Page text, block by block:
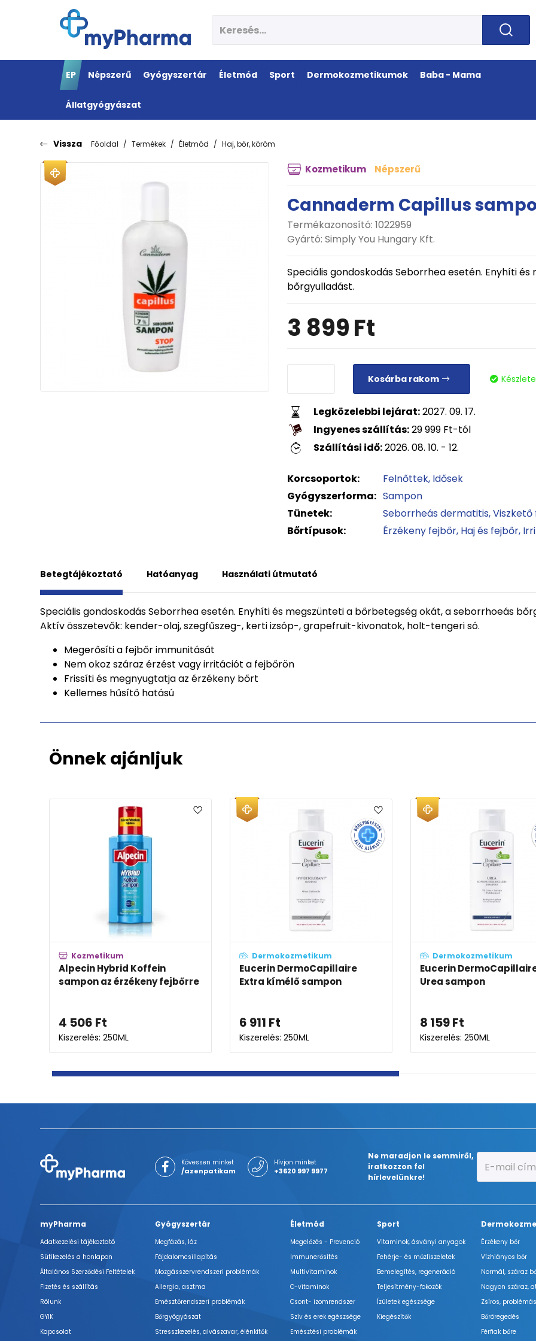
EP Népszerű Gyógyszertár Életmód Sport Dermokozmetikumok Baba - Mama
Állatgyógyászat
Vissza Főoldal Termékek Életmód Haj, bőr, köröm
Kozmetikum Népszerű
Cannaderm Capillus
Termékazonosító: 1022959
Gyártó:Simply You Hungary Kft.
Speciális gondoskodás Seborrhea esetén. Enyhíti
bőrgyulladást.
3 899Ft
Kosárba rakom
Legközelebbi lejárat:2027. 09. 17.
Ingyenes szállítás:29 999 Ft-tól
Szállítási idő:2026. 08. 10. - 12.
Korcsoportok: Felnőttek Idősek
Gyógyszerforma: Sampon
Tünetek:
Seborrheás dermatitis
Bőrtípusok:
Érzékeny fejbőr Haj és fejbőr
Betegtájékoztató Hatóanyag Használati útmutató
Speciális gondoskodás Seborrhea esetén. Enyhíti és megszünteti a bőrbetegség okát, a seborrhoeás
Aktív összetevők: kender-olaj, szegfűszeg-, kerti izsóp-, grapefruit-kivonatok, holt-tengeri só.
Megerősíti a fejbőr immunitását
Nem okoz száraz érzést vagy irritációt a fejbőrön
Frissíti és megnyugtatja az érzékeny bőrt
Kellemes hűsítő hatású
Önnek ajánljuk
Kozmetikum
Alpecin Hybrid Koffein
sampon az érzékeny fejbőrre
4 506 Ft
Kiszerelés: 250ML
Dermokozmetikum
Eucerin DermoCapillaire
Extra kímélő sampon
6 911 Ft
Kiszerelés: 250ML
Dermokozmetikum
Eucerin
Urea sampon
8 159Ft
Kiszerelés: 250ML
Kövessen minket
/azenpatikam
Hívjon minket
+3620 997 9977
Ne maradjon le semmiről,
iratkozzon fel
hírlevelünkre!
myPharma
Adatkezelési tájékoztató
Sütikezelés a honlapon
Általános Szerződési Feltételek
Fizetés és szállítás
Rólunk
GYIK
Kapcsolat
Gyógyszertár
Megfázás, láz
Fájdalomcsillapítás
Mozgásszervrendszeri problémák
Allergia, asztma
Emésztőrendszeri problémák
Bőrgyógyászat
Stresszkezelés, alvászavar, élénkítők
Életmód
Megelőzés - Prevenció
Immunerősítés
Multivitaminok
C-vitaminok
Csont- izomrendszer
Szív és erek egészsége
Emésztési problémák
Sport
Vitaminok, ásványi anyagok
Fehérje- és műzliszeletek
Bemelegítés, regeneráció
Teljesítmény-fokozók
Ízületek egészsége
Kiegészítők
Érzékeny bőr
Vízhiányos bőr
Normál, száraz
Nagyon száraz,
Zsíros,
Bőröregedés
Férfiak bőre